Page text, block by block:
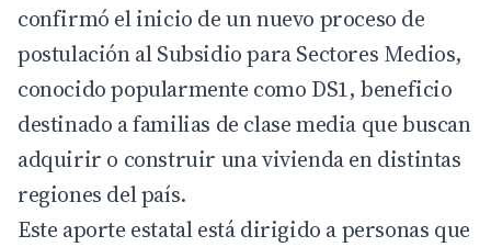
confirmó el inicio de un nuevo proceso de
postulación al Subsidio para Sectores Medios,
conocido popularmente como DS1, beneficio
destinado a familias de clase media que buscan
adquirir o construir una vivienda en distintas
regiones del país.
Este aporte estatal está dirigido a personas que